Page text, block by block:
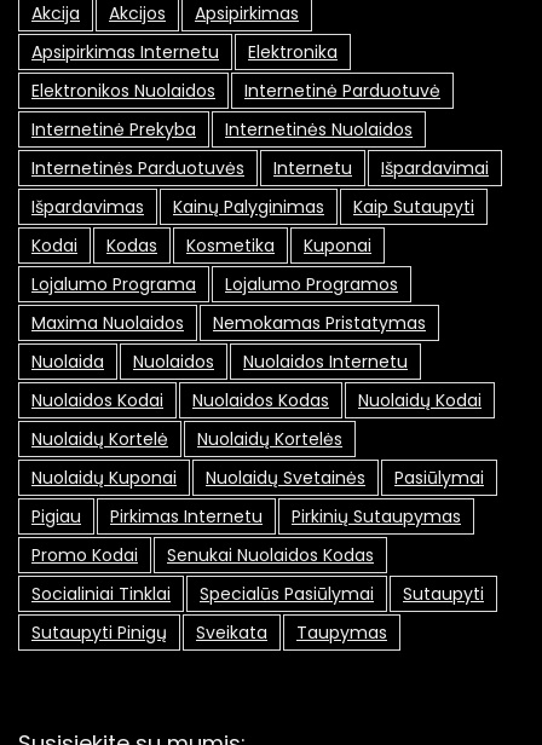
Akcija Akcijos
Apsipirkimas
Apsipirkimas Internetu
Elektronika
Elektronikos Nuolaidos
Internetinė Parduotuvė
Internetinė Prekyba
Internetinės Nuolaidos
Internetinės Parduotuvės
Internetu
Išpardavimai
Išpardavimas
Kainų Palyginimas
Kaip Sutaupyti
Kodai
Kodas Kosmetika
Kuponai
Lojalumo Programa
Lojalumo Programos
Maxima Nuolaidos
Nemokamas Pristatymas
Nuolaida
Nuolaidos
Nuolaidos Internetu
Nuolaidos Kodai
Nuolaidos Kodas
Nuolaidų Kodai
Nuolaidų Kortelė
Nuolaidų Kortelės
Nuolaidų Kuponai
Nuolaidų Svetainės
Pasiūlymai
Pigiau
Pirkimas Internetu
Pirkinių Sutaupymas
Promo Kodai
Senukai Nuolaidos Kodas
Socialiniai Tinklai
Specialūs Pasiūlymai
Sutaupyti
Sutaupyti Pinigų
Sveikata Taupymas